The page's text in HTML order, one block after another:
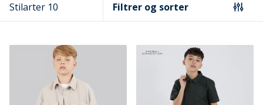
Stilarter 10 Filtrer og sorter